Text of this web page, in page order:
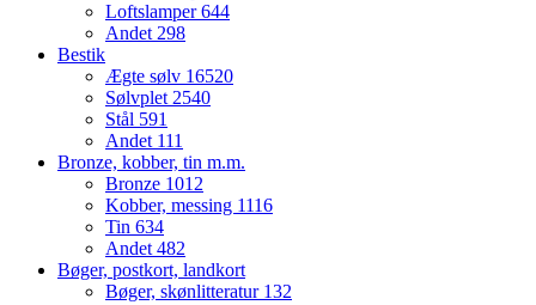
Loftslamper644
Andet 298
Bestik
Ægte sølv 16520
Sølvplet 2540
Stål 591
Andet 111
Bronze, kobber, tin m.m.
Bronze 1012
Kobber, messing 1116
Tin 634
Andet 482
Bøger, postkort, landkort
Bøger, skønlitteratur 132